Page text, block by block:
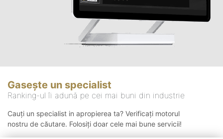
Gasește un specialist
Ranking-ul îi adună pe cei mai buni din industrie
Cauți un specialist in apropierea ta? Verificați motorul
nostru de căutare. Folosiți doar cele mai bune servicii!